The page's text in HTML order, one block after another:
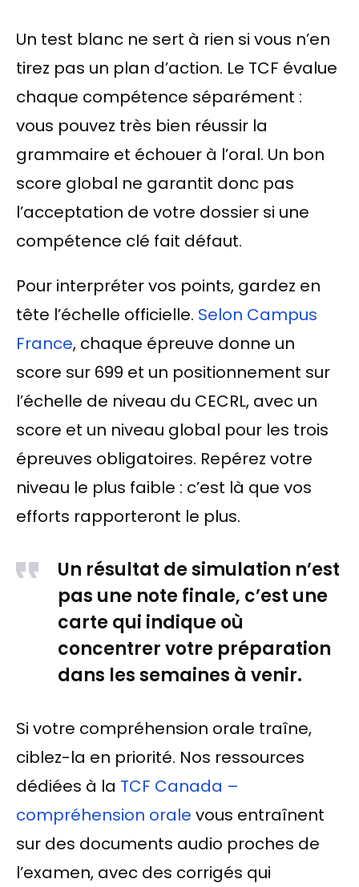
Un test blanc ne sert à rien si vous n’en
tirez pas un plan d’action. Le TCF évalue
chaque compétence séparément :
vous pouvez très bien réussir la
grammaire et échouer à l’oral. Un bon
score global ne garantit donc pas
l’acceptation de votre dossier si une
compétence clé fait défaut.
Pour interpréter vos points, gardez en
tête l’échelle officielle. Selon Campus
France, chaque épreuve donne un
score sur 699 et un positionnement sur
l’échelle de niveau du CECRL, avec un
score et un niveau global pour les trois
épreuves obligatoires. Repérez votre
niveau le plus faible : c’est là que vos
efforts rapporteront le plus.
Un résultat de simulation n’est
pas une note finale, c’est une
carte qui indique où
concentrer votre préparation
dans les semaines à venir.
Si votre compréhension orale traîne,
ciblez-la en priorité. Nos ressources
dédiées à la TCF Canada –
compréhension orale vous entraînent
sur des documents audio proches de
l’examen, avec des corrigés qui